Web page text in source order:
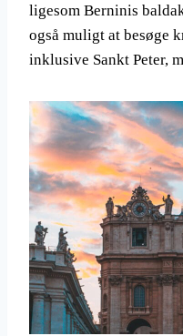
ligesom Berninis
også muligt at besøge
inklusive Sankt Peter,